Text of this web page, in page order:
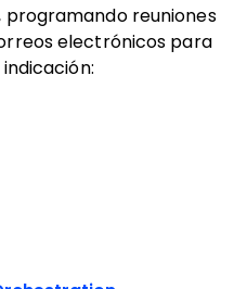
programando reuniones
electrónicos para